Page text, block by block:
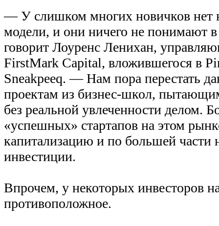
— У слишком многих новичков нет
модели, и они ничего не понимают
говорит Лоуренс Ленихан,
FirstMark Capital, вложившегося в
Sneakpeeq. — Нам пора перестать
проектам из бизнес-школ,
без реальной увлеченности делом.
«успешных» стартапов на этом
капитализацию и по большей части
инвестиции.
Впрочем, у некоторых инвесторов
противоположное.